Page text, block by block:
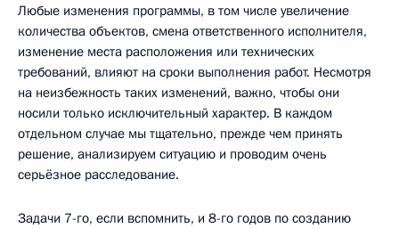
Любые изменения программы, в том числе увеличение
количества объектов, смена ответственного исполнителя,
изменение места расположения или технических
требований, влияют на сроки выполнения работ. Несмотря
на неизбежность таких изменений, важно, чтобы они
носили только исключительный характер. В каждом
отдельном случае мы тщательно, прежде чем принять
решение, анализируем ситуацию и проводим очень
серьёзное расследование.
Задачи 7-го, если вспомнить, и 8-го годов по созданию